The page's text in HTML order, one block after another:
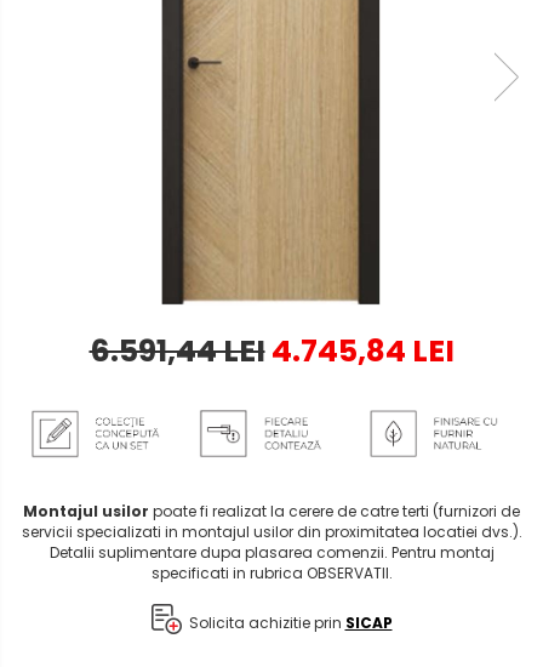
6.591,44 LEI4.745,84 LEI
Montajul usilor poate fi realizat la cerere de catre terti (furnizori de
servicii specializati in montajul usilor din proximitatea locatiei dvs.).
Detalii suplimentare dupa plasarea comenzii. Pentru montaj
specificati in rubrica OBSERVATII.
Solicita achizitie prin SICAP